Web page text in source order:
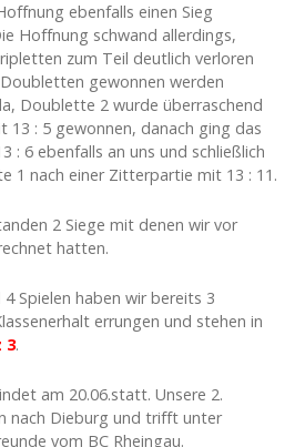
ebenfalls einen Sieg
Hoffnung schwand allerdings,
zum Teil deutlich verloren
gewonnen werden
Doublette 2 wurde überraschend
13 : 5 gewonnen, danach ging das
: 6 ebenfalls an uns und schließlich
1 nach einer Zitterpartie mit 13 : 11.
2 Siege mit denen wir vor
hatten.
Spielen haben wir bereits 3
errungen und stehen in
3.
am 20.06.statt. Unsere 2.
nach Dieburg und trifft unter
vom BC Rheingau.